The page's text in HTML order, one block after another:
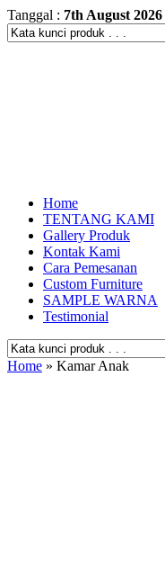
Tanggal : 7th August 2026
Home
TENTANG KAMI
Gallery Produk
Kontak Kami
Cara Pemesanan
Custom Furniture
SAMPLE WARNA
Testimonial
Home » Kamar Anak